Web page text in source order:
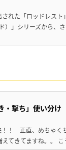
れた「ロッドレスト
）」シリーズから、
撃ち」使い分け
！ 正直、めちゃく
てきてますね。。